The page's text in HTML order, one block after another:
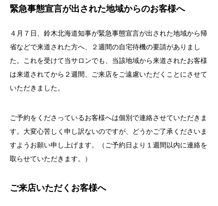
緊急事態宣言が出された地域からのお客様へ
４月７日、鈴木北海道知事が緊急事態宣言が出された地域から帰
省などで来道された方へ、２週間の自宅待機の要請がありまし
た。これを受けて当サロンでも、当該地域から来道されたお客様
は来道されてから２週間、ご来店をご遠慮いただくことにさせて
いただきました。
ご予約をくださっているお客様へは個別で連絡させていただきま
す。大変心苦しく申し訳ないのですが、どうかご了承くださいま
すようお願い申し上げます。（ご予約日より１週間以内に連絡を
取らせていただきます。）
ご来店いただくお客様へ